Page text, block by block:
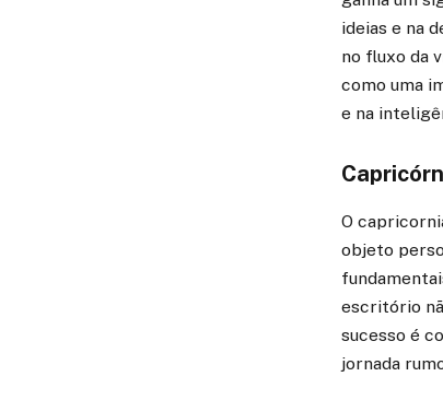
ideias e na
no fluxo da
como uma
e na
O
objeto
escritório
sucesso é
jornada